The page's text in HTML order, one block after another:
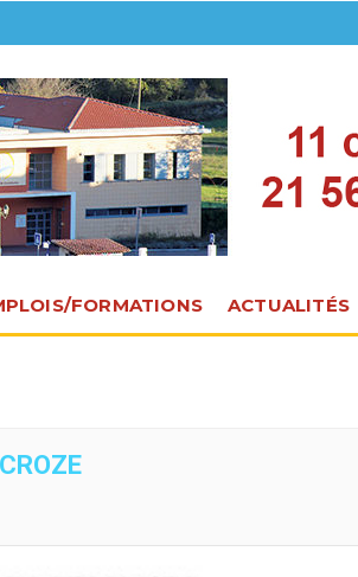
FORMATIONS ACTUALITÉS